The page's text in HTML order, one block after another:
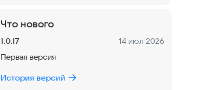
Что нового
Версия:
1.0.17 Дата:
14 июл 2026
Первая версия
История версий